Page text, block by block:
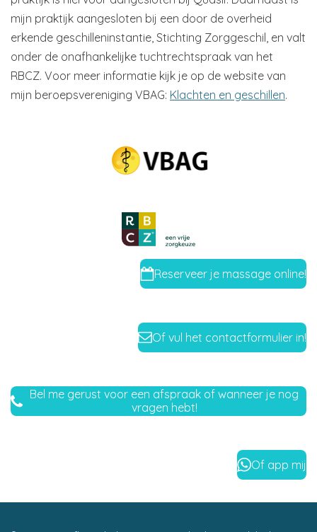
mijn praktijk aangesloten bij een door de overheid
erkende geschilleninstantie, Stichting Zorggeschil, en valt
onder de onafhankelijke tuchtrechtspraak van het
RBCZ. Voor meer informatie kijk je op de website van
mijn beroepsvereniging VBAG: Klachten en geschillen.
Reserveer je massage online!
Of vul het contactformulier in!
Bel me gerust voor een afspraak of wanneer je nog
vragen hebt!
Of app mij